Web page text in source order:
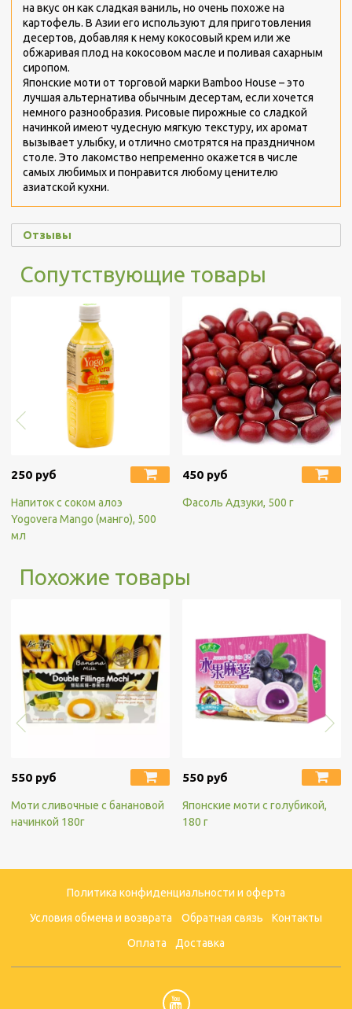
на вкус он как сладкая ваниль, но очень похоже на
картофель. В Азии его используют для приготовления
десертов, добавляя к нему кокосовый крем или же
обжаривая плод на кокосовом масле и поливая сахарным
сиропом.
Японские моти от торговой марки Bamboo House – это
лучшая альтернатива обычным десертам, если хочется
немного разнообразия. Рисовые пирожные со сладкой
начинкой имеют чудесную мягкую текстуру, их аромат
вызывает улыбку, и отлично смотрятся на праздничном
столе. Это лакомство непременно окажется в числе
самых любимых и понравится любому ценителю
азиатской кухни.
Отзывы
Сопутствующие товары
250 руб
Напиток с соком алоэ
Yogovera Мango (манго), 500
мл
450 руб
Фасоль Адзуки, 500 г
Похожие товары
550 руб
Моти сливочные с банановой
начинкой 180г
550 руб
Японские моти с голубикой,
180 г
Политика конфиденциальности и оферта
Условия обмена и возврата Обратная связь Контакты
Оплата Доставка